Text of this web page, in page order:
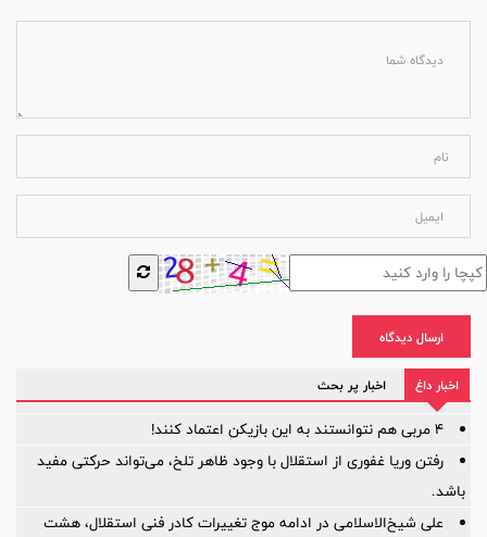
ارسال دیدگاه
اخبار داغ اخبار پر بحث
۴ مربی هم نتوانستند به این بازیکن اعتماد کنند!
رفتن وریا غفوری از استقلال با وجود ظاهر تلخ، می‌تواند حرکتی مفید
باشد.
علی شیخ‌الاسلامی در ادامه موج تغییرات کادر فنی استقلال، هشت